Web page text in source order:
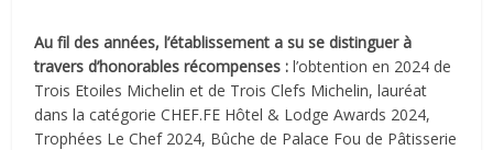
Au fil des années, l’établissement a su se distinguer à
travers d’honorables récompenses :l’obtention en 2024 de
Trois Etoiles Michelin et de Trois Clefs Michelin, lauréat
dans la catégorie CHEF.FE Hôtel & Lodge Awards 2024,
Trophées Le Chef 2024, Bûche de Palace Fou de Pâtisserie